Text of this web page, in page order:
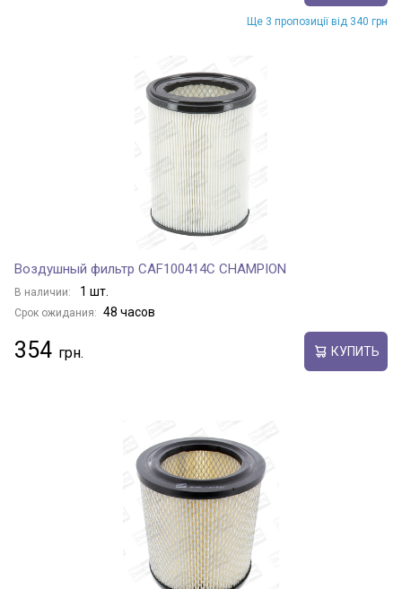
Ще 3 пропозиції від 340 грн
Воздушный фильтр CAF100414C CHAMPION
В наличии: 1 шт.
Срок ожидания: 48 часов
354 КУПИТЬ